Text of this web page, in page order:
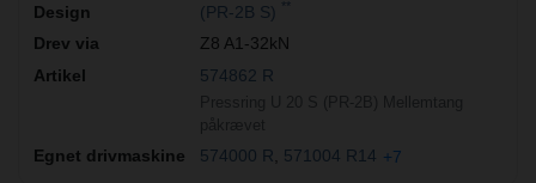
(PR-2B S)
Z8 A1-32kN
574862 R
574000 R 571004 R14 +7